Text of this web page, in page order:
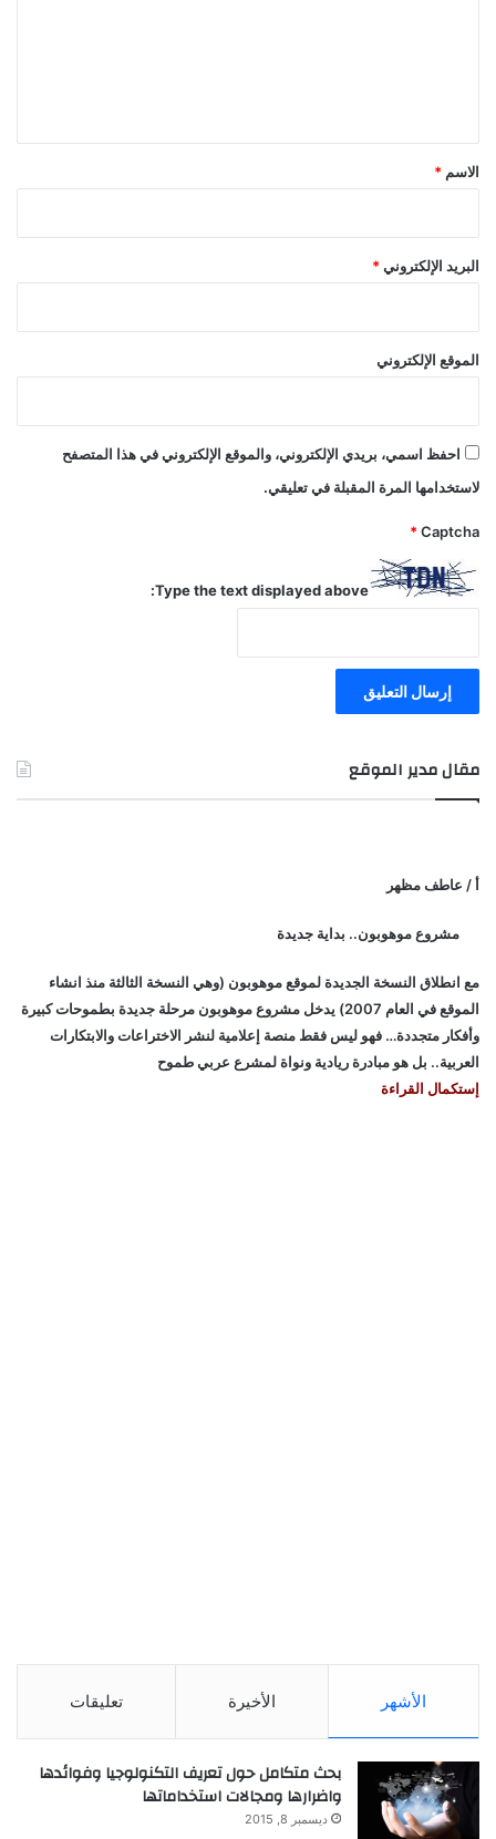
*
الاسم *
البريد الإلكتروني *
الموقع الإلكتروني
احفظ اسمي، بريدي الإلكتروني، والموقع الإلكتروني في هذا المتصفح
لاستخدامها المرة المقبلة في تعليقي.
Captcha
*
Type the text displayed above:
مقال مدير الموقع
أ / عاطف مظهر
مشروع موهوبون.. بداية جديدة
مع انطلاق النسخة الجديدة لموقع موهوبون (وهي النسخة الثالثة منذ انشاء
الموقع في العام 2007) يدخل مشروع موهوبون مرحلة جديدة بطموحات كبيرة
وأفكار متجددة… فهو ليس فقط منصة إعلامية لنشر الاختراعات والابتكارات
العربية.. بل هو مبادرة ريادية ونواة لمشرع عربي طموح
إستكمال القراءة
الأشهر الأخيرة تعليقات
بحث متكامل حول تعريف التكنولوجيا وفوائدها
واضرارها ومجالات استخداماتها
ديسمبر 8, 2015